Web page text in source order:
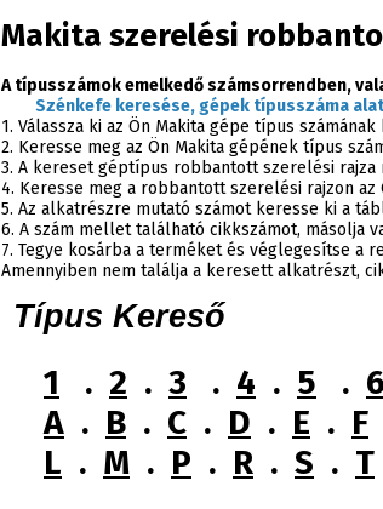
Makita szerelési
A típusszámok emelkedő számsorrendben,
Szénkefe keresése, gépek típusszáma
1. Válassza ki az Ön Makita gépe típus
2. Keresse meg az Ön Makita gépének típus
3. A kereset géptípus robbantott szerelési
4. Keresse meg a robbantott szerelési rajzon
5. Az alkatrészre mutató számot keresse ki a
6. A szám mellet található cikkszámot, másolja
7. Tegye kosárba a terméket és véglegesítse a
Amennyiben nem találja a keresett alkatrészt,
Típus Kereső
1 . 2 . 3 . 4 . 5 . 6
A . B . C . D . E . F
L . M . P . R . S . T